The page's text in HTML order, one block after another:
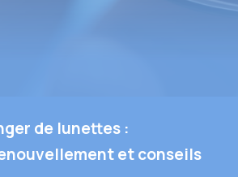
de lunettes :
et conseils